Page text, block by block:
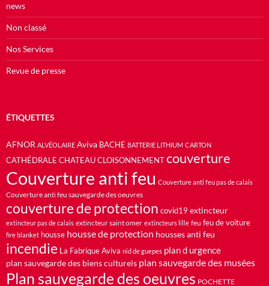
news
Non classé
Nos Services
Revue de presse
ÉTIQUETTES
AFNOR ALVÉOLAIRE Aviva BACHE BATTERIE LITHIUM CARTON
CATHÉDRALE CHATEAU CLOISONNEMENT couverture
Couverture anti feu Couverture anti feu pas de calais
Couverture anti feu sauvegarde des oeuvres
couverture de protection covid19 extincteur
extincteur pas de calais extincteur saint omer extincteurs lille feu feu de voiture
fire blanket housse housse de protection housses anti feu
incendie La Fabrique Aviva nid de guepes plan d urgence
plan sauvegarde des biens culturels plan sauvegarde des musées
Plan sauvegarde des oeuvres POCHETTE